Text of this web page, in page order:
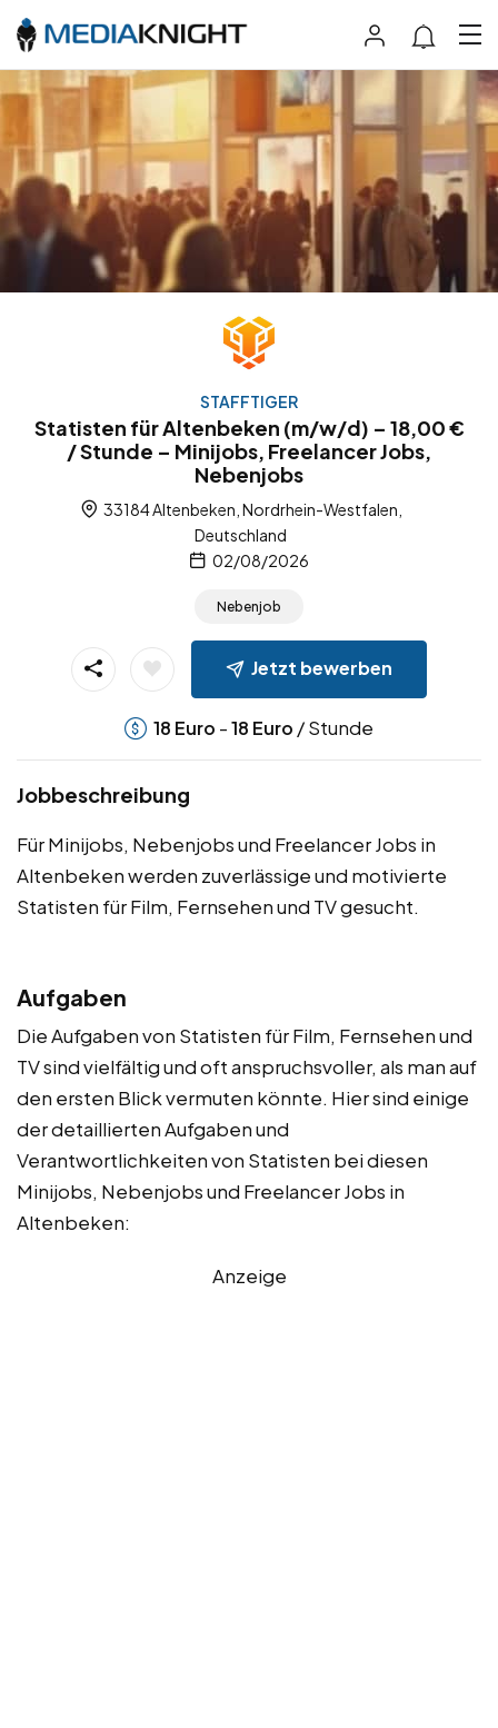
STAFFTIGER
Statisten für Altenbeken (m/w/d) – 18,00 €
/ Stunde – Minijobs, Freelancer Jobs,
Nebenjobs
33184 Altenbeken, Nordrhein-Westfalen,
Deutschland
02/08/2026
Nebenjob
Jetzt bewerben
18 Euro -18 Euro / Stunde
Jobbeschreibung
Für Minijobs, Nebenjobs und Freelancer Jobs in
Altenbeken werden zuverlässige und motivierte
Statisten für Film, Fernsehen und TV gesucht.
Aufgaben
Die Aufgaben von Statisten für Film, Fernsehen und
TV sind vielfältig und oft anspruchsvoller, als man auf
den ersten Blick vermuten könnte. Hier sind einige
der detaillierten Aufgaben und
Verantwortlichkeiten von Statisten bei diesen
Minijobs, Nebenjobs und Freelancer Jobs in
Altenbeken:
Anzeige